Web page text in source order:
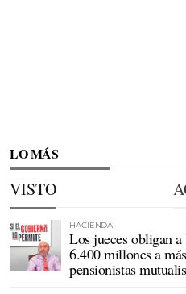
LO MÁS
VISTO
HACIENDA
Los jueces obligan
6.400 millones a
pensionistas